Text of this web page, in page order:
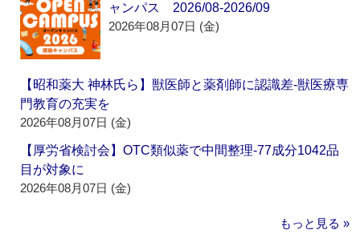
ャンパス 2026/08-2026/09
2026年08月07日 (金)
【昭和薬大 神林氏ら】獣医師と薬剤師に認識差‐獣医療専
門教育の充実を
2026年08月07日 (金)
【厚労省検討会】OTC類似薬で中間整理‐77成分1042品
目が対象に
2026年08月07日 (金)
もっと見る »